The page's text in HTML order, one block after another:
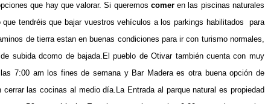
que hay que valorar. Si queremos comeren las piscinas naturales
tendréis que bajar vuestros vehículos a los parkings habilitados para
de tierra estan en buenas condiciones para ir con turismo normales,
subida dcomo de bajada.El pueblo de Otivar también cuenta con muy
7:00 am los fines de semana y Bar Madera es otra buena opción de
las cocinas al medio día.La Entrada al parque natural es propiedad